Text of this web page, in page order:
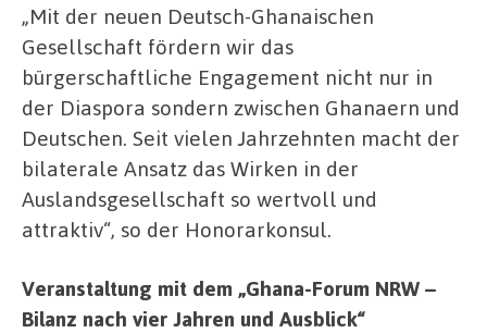
„Mit der neuen Deutsch-Ghanaischen
Gesellschaft fördern wir das
bürgerschaftliche Engagement nicht nur in
der Diaspora sondern zwischen Ghanaern und
Deutschen. Seit vielen Jahrzehnten macht der
bilaterale Ansatz das Wirken in der
Auslandsgesellschaft so wertvoll und
attraktiv“, so der Honorarkonsul.
Veranstaltung mit dem „Ghana-Forum NRW –
Bilanz nach vier Jahren und Ausblick“